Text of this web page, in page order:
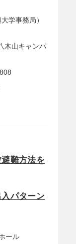
学事務局）
木山キャンパ
避難方法を
入パターン
ール